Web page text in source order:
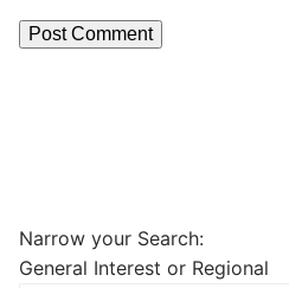
Narrow your Search:
General Interest or Regional